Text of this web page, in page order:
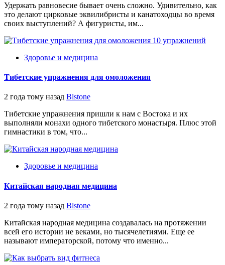
Удержать равновесие бывает очень сложно. Удивительно, как
это делают цирковые эквилибристы и канатоходцы во время
своих выступлений? А фигуристы, им...
Здоровье и медицина
Тибетские упражнения для омоложения
2 года тому назад Blstone
Тибетские упражнения пришли к нам с Востока и их
выполняли монахи одного тибетского монастыря. Плюс этой
гимнастики в том, что...
Здоровье и медицина
Китайская народная медицина
2 года тому назад Blstone
Китайская народная медицина создавалась на протяжении
всей его истории не веками, но тысячелетиями. Еще ее
называют императорской, потому что именно...